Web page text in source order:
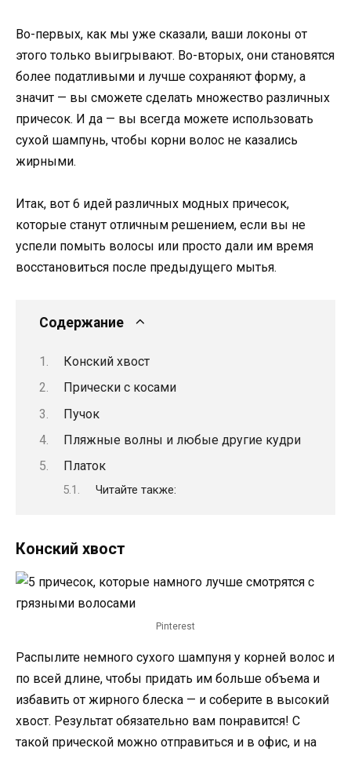
Во-первых, как мы уже сказали, ваши локоны от
этого только выигрывают. Во-вторых, они становятся
более податливыми и лучше сохраняют форму, а
значит — вы сможете сделать множество различных
причесок. И да — вы всегда можете использовать
сухой шампунь, чтобы корни волос не казались
жирными.
Итак, вот 6 идей различных модных причесок,
которые станут отличным решением, если вы не
успели помыть волосы или просто дали им время
восстановиться после предыдущего мытья.
Содержание
Конский хвост
Прически с косами
Пучок
Пляжные волны и любые другие кудри
Платок
Читайте также:
Конский хвост
Pinterest
Распылите немного сухого шампуня у корней волос и
по всей длине, чтобы придать им больше объема и
избавить от жирного блеска — и соберите в высокий
хвост. Результат обязательно вам понравится! С
такой прической можно отправиться и в офис, и на